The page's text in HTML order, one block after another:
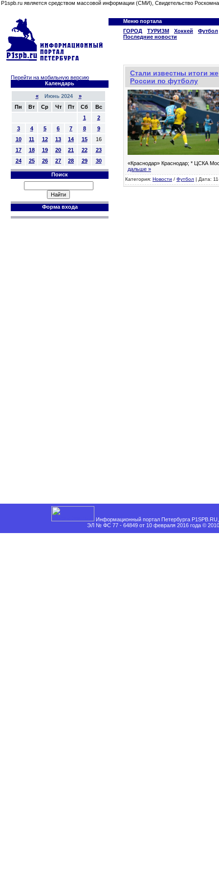
P1spb.ru является средством массовой информации (СМИ), Свидетельство
Меню портала
ГОРОД
ТУРИЗМ Хоккей
Футбол
Последние новости
Перейти на мобильную версию
Календарь
«Июнь 2024 »
Пн
Вт Ср Чт Пт Сб
Вс
1
2
3
4 5 6 7 8
9
10
11 12 13 14 15
16
17
18 19 20 21 22
23
24
25 26 27 28 29 30
Поиск
Форма входа
Стали известны итоги
России по футболу
«Краснодар» Краснодар; * ЦСКА
дальше »
Категория: Новости / Футбол | Дата:
Информационный портал Петербурга
ЭЛ № ФС 77 - 64849 от 10 февраля 2016 года ©